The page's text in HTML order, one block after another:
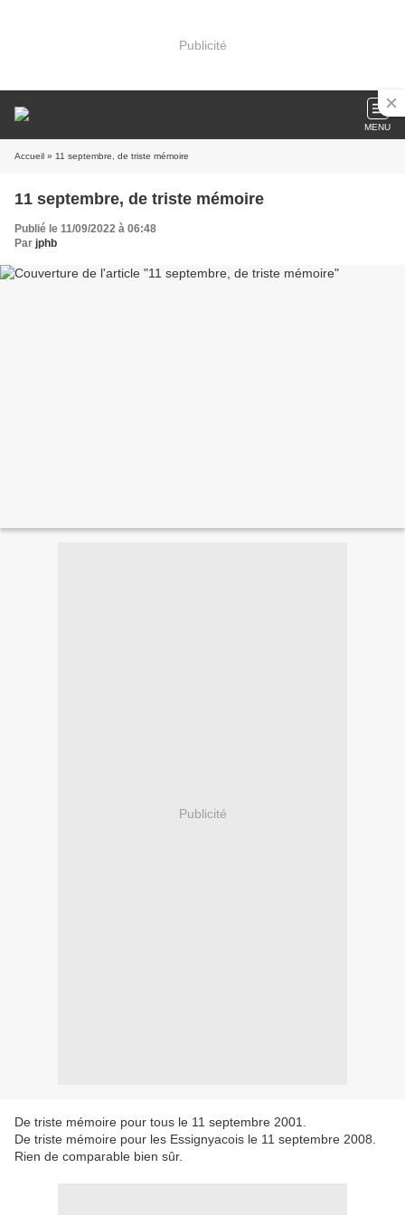
Publicité
MENU
Accueil » 11 septembre, de triste mémoire
11 septembre, de triste mémoire
Publié le 11/09/2022 à 06:48
Par jphb
Publicité
De triste mémoire pour tous le 11 septembre 2001.
De triste mémoire pour les Essignyacois le 11 septembre 2008.
Rien de comparable bien sûr.